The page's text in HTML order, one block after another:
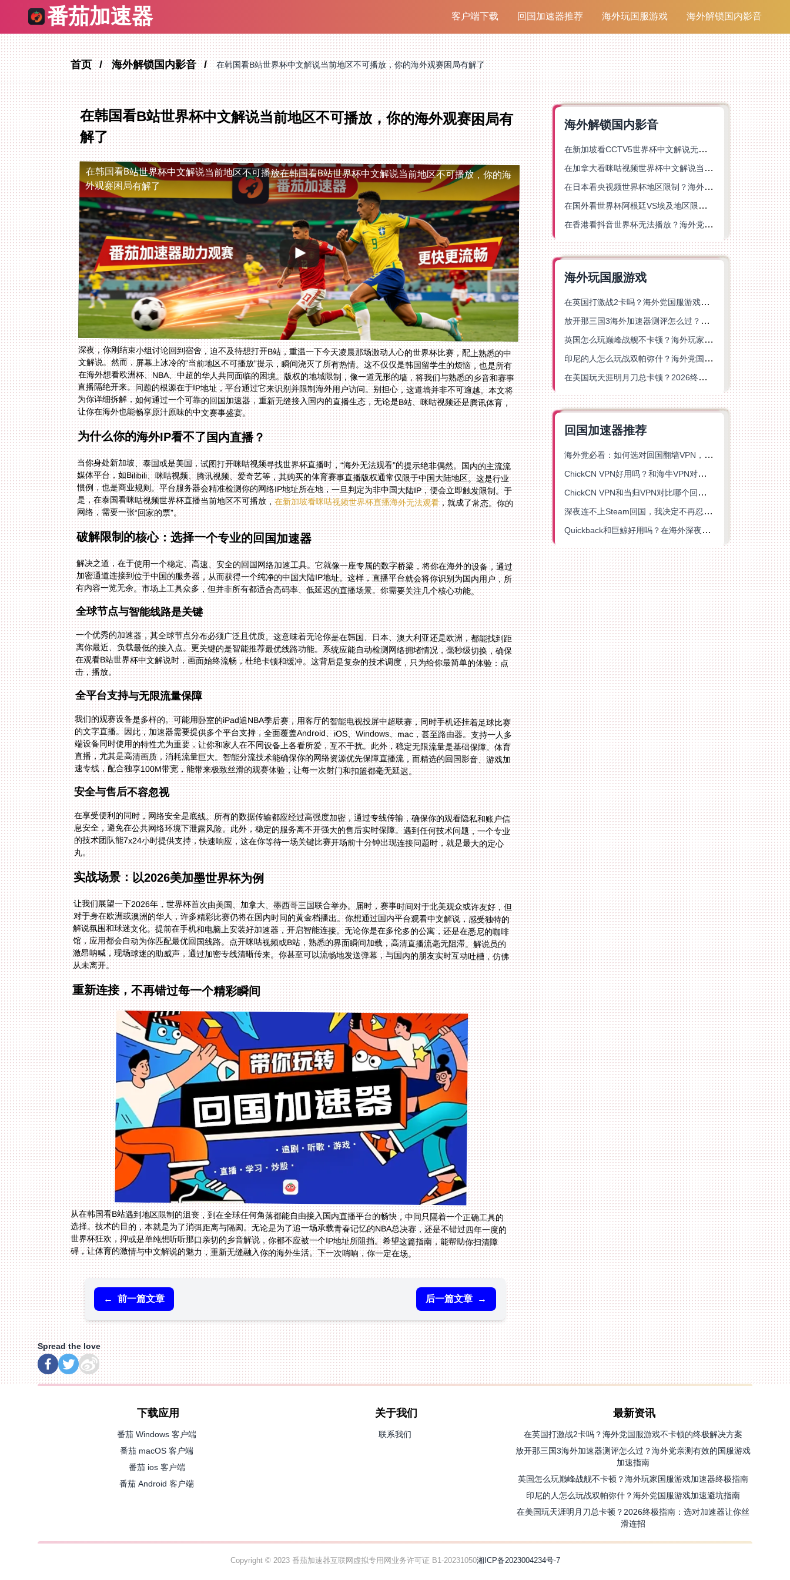
番茄加速器 客户端下载 回国加速器推荐 海外玩国服游戏 海外解锁国内影音
首页 海外解锁国内影音 在韩国看B站世界杯中文解说当前地区不可播放，你的海外观赛困局有解了
在韩国看B站世界杯中文解说当前地区不可播放，你的海外观赛困局有
解了
在韩国看B站世界杯中文解说当前地区不可播放在韩国看B站世界杯中文解说当前地区不可播放，你的海
外观赛困局有解了
深夜，你刚结束小组讨论回到宿舍，迫不及待想打开B站，重温一下今天凌晨那场激动人心的世界杯比赛，配上熟悉的中
文解说。然而，屏幕上冰冷的“当前地区不可播放”提示，瞬间浇灭了所有热情。这不仅仅是韩国留学生的烦恼，也是所有
在海外想看欧洲杯、NBA、中超的华人共同面临的困境。版权的地域限制，像一道无形的墙，将我们与熟悉的乡音和赛事
直播隔绝开来。问题的根源在于IP地址，平台通过它来识别并限制海外用户访问。别担心，这道墙并非不可逾越。本文将
为你详细拆解，如何通过一个可靠的回国加速器，重新无缝接入国内的直播生态，无论是B站、咪咕视频还是腾讯体育，
让你在海外也能畅享原汁原味的中文赛事盛宴。
为什么你的海外IP看不了国内直播？
当你身处新加坡、泰国或是美国，试图打开咪咕视频寻找世界杯直播时，“海外无法观看”的提示绝非偶然。国内的主流流
媒体平台，如Bilibili、咪咕视频、腾讯视频、爱奇艺等，其购买的体育赛事直播版权通常仅限于中国大陆地区。这是行业
惯例，也是商业规则。平台服务器会精准检测你的网络IP地址所在地，一旦判定为非中国大陆IP，便会立即触发限制。于
是，在泰国看咪咕视频世界杯直播当前地区不可播放，在新加坡看咪咕视频世界杯直播海外无法观看，就成了常态。你的
网络，需要一张“回家的票”。
破解限制的核心：选择一个专业的回国加速器
解决之道，在于使用一个稳定、高速、安全的回国网络加速工具。它就像一座专属的数字桥梁，将你在海外的设备，通过
加密通道连接到位于中国的服务器，从而获得一个纯净的中国大陆IP地址。这样，直播平台就会将你识别为国内用户，所
有内容一览无余。市场上工具众多，但并非所有都适合高码率、低延迟的直播场景。你需要关注几个核心功能。
全球节点与智能线路是关键
一个优秀的加速器，其全球节点分布必须广泛且优质。这意味着无论你是在韩国、日本、澳大利亚还是欧洲，都能找到距
离你最近、负载最低的接入点。更关键的是智能推荐最优线路功能。系统应能自动检测网络拥堵情况，毫秒级切换，确保
在观看B站世界杯中文解说时，画面始终流畅，杜绝卡顿和缓冲。这背后是复杂的技术调度，只为给你最简单的体验：点
击，播放。
全平台支持与无限流量保障
我们的观赛设备是多样的。可能用卧室的iPad追NBA季后赛，用客厅的智能电视投屏中超联赛，同时手机还挂着足球比赛
的文字直播。因此，加速器需要提供多个平台支持，全面覆盖Android、iOS、Windows、mac，甚至路由器。支持一人多
端设备同时使用的特性尤为重要，让你和家人在不同设备上各看所爱，互不干扰。此外，稳定无限流量是基础保障。体育
直播，尤其是高清画质，消耗流量巨大。智能分流技术能确保你的网络资源优先保障直播流，而精选的回国影音、游戏加
速专线，配合独享100M带宽，能带来极致丝滑的观赛体验，让每一次射门和扣篮都毫无延迟。
安全与售后不容忽视
在享受便利的同时，网络安全是底线。所有的数据传输都应经过高强度加密，通过专线传输，确保你的观看隐私和账户信
息安全，避免在公共网络环境下泄露风险。此外，稳定的服务离不开强大的售后实时保障。遇到任何技术问题，一个专业
的技术团队能7x24小时提供支持，快速响应，这在你等待一场关键比赛开场前十分钟出现连接问题时，就是最大的定心
丸。
实战场景：以2026美加墨世界杯为例
让我们展望一下2026年，世界杯首次由美国、加拿大、墨西哥三国联合举办。届时，赛事时间对于北美观众或许友好，但
对于身在欧洲或澳洲的华人，许多精彩比赛仍将在国内时间的黄金档播出。你想通过国内平台观看中文解说，感受独特的
解说氛围和球迷文化。提前在手机和电脑上安装好加速器，开启智能连接。无论你是在多伦多的公寓，还是在悉尼的咖啡
馆，应用都会自动为你匹配最优回国线路。点开咪咕视频或B站，熟悉的界面瞬间加载，高清直播流毫无阻滞。解说员的
激昂呐喊，现场球迷的助威声，通过加密专线清晰传来。你甚至可以流畅地发送弹幕，与国内的朋友实时互动吐槽，仿佛
从未离开。
重新连接，不再错过每一个精彩瞬间
从在韩国看B站遇到地区限制的沮丧，到在全球任何角落都能自由接入国内直播平台的畅快，中间只隔着一个正确工具的
选择。技术的目的，本就是为了消弭距离与隔阂。无论是为了追一场承载青春记忆的NBA总决赛，还是不错过四年一度的
世界杯狂欢，抑或是单纯想听听那口亲切的乡音解说，你都不应被一个IP地址所阻挡。希望这篇指南，能帮助你扫清障
碍，让体育的激情与中文解说的魅力，重新无缝融入你的海外生活。下一次哨响，你一定在场。
← 前一篇文章 后一篇文章 →
海外解锁国内影音
在新加坡看CCTV5世界杯中文解说无法播放？这篇指南帮你解锁海外体育直播自由
在加拿大看咪咕视频世界杯中文解说当前地区不可播放？这篇指南帮你一键解决
在日本看央视频世界杯地区限制？海外党体育赛事观看终极指南
在国外看世界杯阿根廷VS埃及地区限制？这篇指南帮你搞定中文直播+解说
在香港看抖音世界杯无法播放？海外党体育赛事中文直播终极指南
海外玩国服游戏
在英国打激战2卡吗？海外党国服游戏不卡顿的终极解决方案
放开那三国3海外加速器测评怎么过？海外党亲测有效的国服游戏加速指南
英国怎么玩巅峰战舰不卡顿？海外玩家国服游戏加速器终极指南
印尼的人怎么玩战双帕弥什？海外党国服游戏加速避坑指南
在美国玩天涯明月刀总卡顿？2026终极指南：选对加速器让你丝滑连招
回国加速器推荐
海外党必看：如何选对回国翻墙VPN，无缝解锁国内资源？
ChickCN VPN好用吗？和海牛VPN对比哪个回国效果更好？
ChickCN VPN和当归VPN对比哪个回国效果更好？海外党亲测后选了它
深夜连不上Steam回国，我决定不再忍受这数字鸿沟
Quickback和巨鲸好用吗？在海外深夜想刷B站、追爱奇艺的你，或许正需要这份答案
Spread the love
下载应用
番茄 Windows 客户端
番茄 macOS 客户端
番茄 ios 客户端
番茄 Android 客户端
关于我们
联系我们
最新资讯
在英国打激战2卡吗？海外党国服游戏不卡顿的终极解决方案
放开那三国3海外加速器测评怎么过？海外党亲测有效的国服游戏
加速指南
英国怎么玩巅峰战舰不卡顿？海外玩家国服游戏加速器终极指南
印尼的人怎么玩战双帕弥什？海外党国服游戏加速避坑指南
在美国玩天涯明月刀总卡顿？2026终极指南：选对加速器让你丝
滑连招
Copyright © 2023 番茄加速器互联网虚拟专用网业务许可证 B1-20231050湘ICP备2023004234号-7